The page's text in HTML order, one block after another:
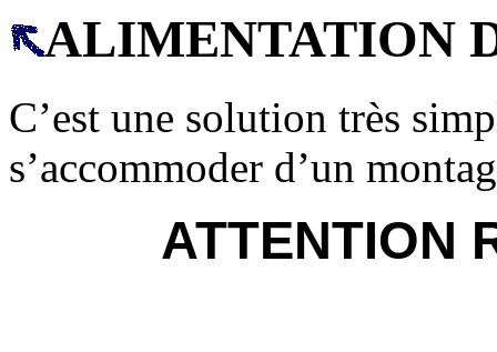
ALIMENTATION
C’est une solution très
s’accommoder d’un
ATTENTION